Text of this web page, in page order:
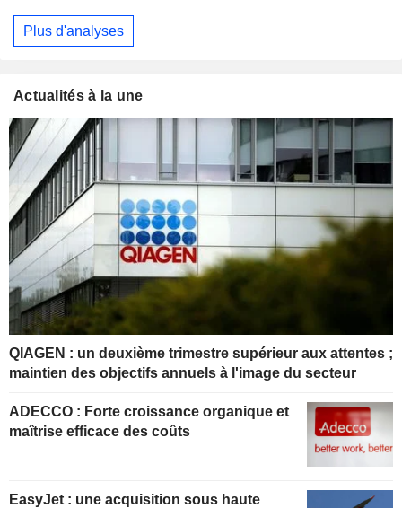
Plus d'analyses
Actualités à la une
QIAGEN : un deuxième trimestre supérieur aux attentes ;
maintien des objectifs annuels à l'image du secteur
ADECCO : Forte croissance organique et
maîtrise efficace des coûts
EasyJet : une acquisition sous haute